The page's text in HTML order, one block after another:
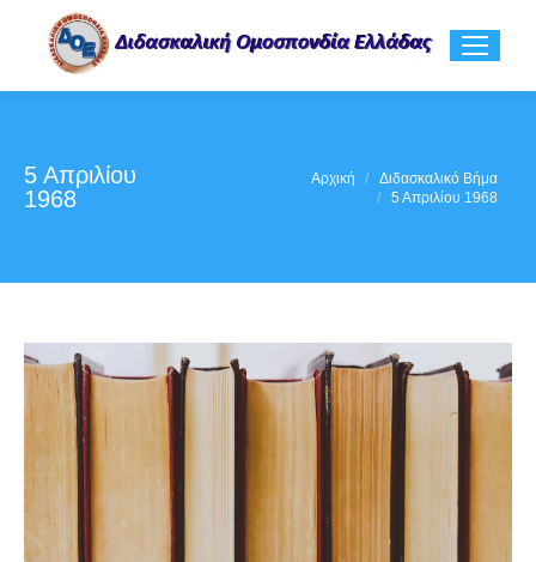
5 Απριλίου
1968
Αρχική
Διδασκαλικό Βήμα
5 Απριλίου 1968